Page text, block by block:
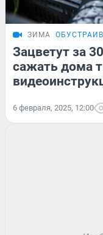
ЗИМА
Зацветут за
сажать дома
6 февраля, 2025, 12:00